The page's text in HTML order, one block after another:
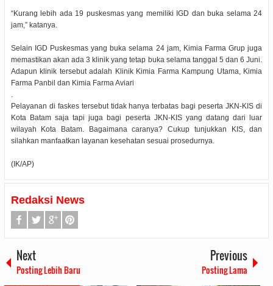
“Kurang lebih ada 19 puskesmas yang memiliki IGD dan buka selama 24
jam,” katanya.
Selain IGD Puskesmas yang buka selama 24 jam, Kimia Farma Grup juga
memastikan akan ada 3 klinik yang tetap buka selama tanggal 5 dan 6 Juni.
Adapun klinik tersebut adalah Klinik Kimia Farma Kampung Utama, Kimia
Farma Panbil dan Kimia Farma Aviari
.
Pelayanan di faskes tersebut tidak hanya terbatas bagi peserta JKN-KIS di
Kota Batam saja tapi juga bagi peserta JKN-KIS yang datang dari luar
wilayah Kota Batam. Bagaimana caranya? Cukup tunjukkan KIS, dan
silahkan manfaatkan layanan kesehatan sesuai prosedurnya.
(IK/AP)
Redaksi News
Next
Posting Lebih Baru
Previous
Posting Lama